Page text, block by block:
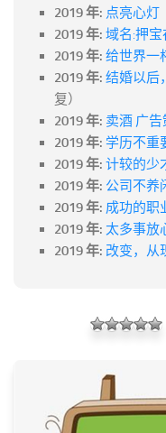
2019 年: 点亮心灯
2019 年: 域名:押
2019 年: 给世界一
2019 年: 结婚以后
复）
2019 年: 卖酒 广告
2019 年: 学历不重
2019 年: 计较的少
2019 年: 公司不养
2019 年: 成功的职
2019 年: 太多事放
2019 年: 改变，从